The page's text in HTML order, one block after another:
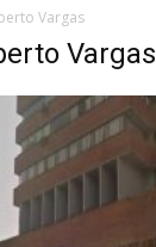
Vargas
Vargas